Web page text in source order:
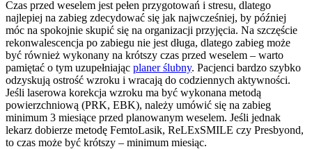
Czas przed weselem jest pełen przygotowań i stresu, dlatego
najlepiej na zabieg zdecydować się jak najwcześniej, by później
móc na spokojnie skupić się na organizacji przyjęcia. Na szczęście
rekonwalescencja po zabiegu nie jest długa, dlatego zabieg może
być również wykonany na krótszy czas przed weselem – warto
pamiętać o tym uzupełniając planer ślubny. Pacjenci bardzo szybko
odzyskują ostrość wzroku i wracają do codziennych aktywności.
Jeśli laserowa korekcja wzroku ma być wykonana metodą
powierzchniową (PRK, EBK), należy umówić się na zabieg
minimum 3 miesiące przed planowanym weselem. Jeśli jednak
lekarz dobierze metodę FemtoLasik, ReLExSMILE czy Presbyond,
to czas może być krótszy – minimum miesiąc.